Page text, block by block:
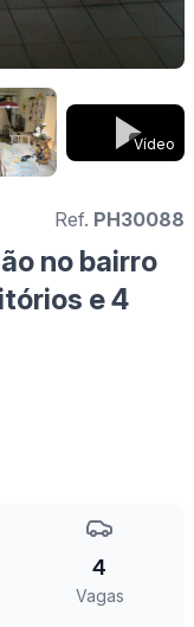
Vídeo
Ref. PH30088
no bairro
e 4
4
Vagas